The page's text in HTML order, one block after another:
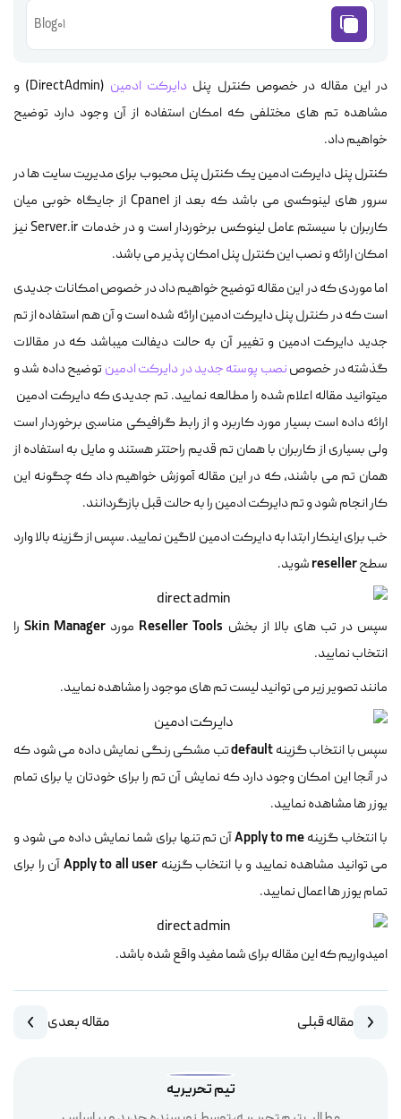
Blog01
در این مقاله در خصوص کنترل پنل دایرکت ادمین
(DirectAdmin) و
مشاهده تم های مختلفی که امکان استفاده از آن وجود دارد توضیح
خواهیم داد.
کنترل پنل دایرکت ادمین یک کنترل پنل محبوب برای مدیریت سایت ها در
سرور های لینوکسی می باشد که بعد از Cpanel از جایگاه خوبی میان
کاربران با سیستم عامل لینوکس برخوردار است و در خدمات Server.ir نیز
امکان ارائه و نصب این کنترل پنل امکان پذیر می باشد.
اما موردی که در این مقاله توضیح خواهیم داد در خصوص امکانات جدیدی
است که در کنترل پنل دایرکت ادمین ارائه شده است و آن هم استفاده از تم
جدید دایرکت ادمین و تغییر آن به حالت دیفالت میباشد که در مقالات
گذشته در خصوصنصب پوسته جدید در دایرکت ادمین توضیح داده شد و
میتوانید مقاله اعلام شده را مطالعه نمایید. تم جدیدی که دایرکت ادمین
ارائه داده است بسیار مورد کاربرد و از رابط گرافیکی مناسبی برخوردار است
ولی بسیاری از کاربران با همان تم قدیم راحتتر هستند و مایل به استفاده از
همان تم می باشند، که در این مقاله آموزش خواهیم داد که چگونه این
کار انجام شود و تم دایرکت ادمین را به حالت قبل بازگردانند.
خب برای اینکار ابتدا به دایرکت ادمین لاگین نمایید. سپس از گزینه بالا وارد
سطحresellerشوید.
سپس در تب های بالا از بخش Reseller Tools مورد Skin Managerرا
انتخاب نمایید.
مانند تصویر زیر می توانید لیست تم های موجود را مشاهده نمایید.
سپس با انتخاب گزینهdefaultتب مشکی رنگی نمایش داده می شود که
در آنجا این امکان وجود دارد که نمایش آن تم را برای خودتان یا برای تمام
یوزر ها مشاهده نمایید.
با انتخاب گزینهApply to meآن تم تنها برای شما نمایش داده می شود و
می توانید مشاهده نمایید و با انتخاب گزینه Apply to all userآن را برای
تمام یوزر ها اعمال نمایید.
امیدواریم که این مقاله برای شما مفید واقع شده باشد.
مقاله قبلی مقاله بعدی
تیم تحریریه